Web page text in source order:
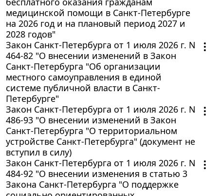
медицинской помощи в Санкт-Петербурге
на 2026 год и на плановый период 2027 и
2028 годов"
Закон Санкт-Петербурга от 1 июля 2026 г. N
464-82 "О внесении изменений в Закон
Санкт-Петербурга "Об организации
местного самоуправления в единой
системе публичной власти в Санкт-
Петербурге"
Закон Санкт-Петербурга от 1 июля 2026 г. N
486-93 "О внесении изменений в Закон
Санкт-Петербурга "О территориальном
устройстве Санкт-Петербурга" (документ не
вступил в силу)
Закон Санкт-Петербурга от 1 июля 2026 г. N
484-92 "О внесении изменения в статью 3
Закона Санкт-Петербурга "О поддержке